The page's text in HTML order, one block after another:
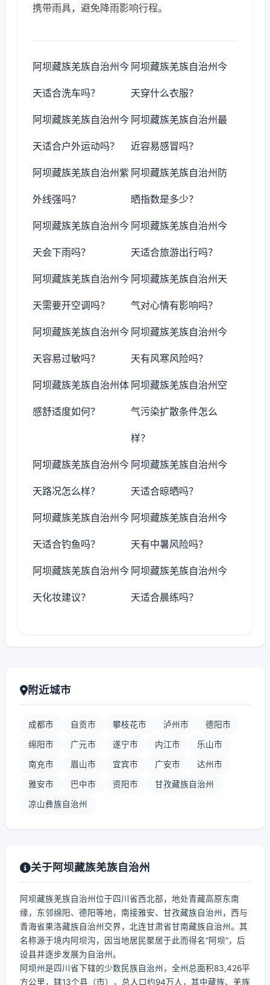
携带雨具，避免降雨影响行程。
阿坝藏族羌族自治州今
天适合洗车吗？
阿坝藏族羌族自治州今
天穿什么衣服？
阿坝藏族羌族自治州今
天适合户外运动吗？
阿坝藏族羌族自治州最
近容易感冒吗？
阿坝藏族羌族自治州紫
外线强吗？
阿坝藏族羌族自治州防
晒指数是多少？
阿坝藏族羌族自治州今
天会下雨吗？
阿坝藏族羌族自治州今
天适合旅游出行吗？
阿坝藏族羌族自治州今
天需要开空调吗？
阿坝藏族羌族自治州天
气对心情有影响吗？
阿坝藏族羌族自治州今
天容易过敏吗？
阿坝藏族羌族自治州今
天有风寒风险吗？
阿坝藏族羌族自治州体
感舒适度如何？
阿坝藏族羌族自治州空
气污染扩散条件怎么
样？
阿坝藏族羌族自治州今
天路况怎么样？
阿坝藏族羌族自治州今
天适合晾晒吗？
阿坝藏族羌族自治州今
天适合钓鱼吗？
阿坝藏族羌族自治州今
天有中暑风险吗？
阿坝藏族羌族自治州今
天化妆建议？
阿坝藏族羌族自治州今
天适合晨练吗？
附近城市
成都市 自贡市 攀枝花市 泸州市 德阳市
绵阳市 广元市 遂宁市 内江市 乐山市
南充市 眉山市 宜宾市 广安市 达州市
雅安市 巴中市 资阳市 甘孜藏族自治州
凉山彝族自治州
关于阿坝藏族羌族自治州
阿坝藏族羌族自治州位于四川省西北部，地处青藏高原东南
缘，东邻绵阳、德阳等地，南接雅安、甘孜藏族自治州，西与
青海省果洛藏族自治州交界，北连甘肃省甘南藏族自治州。其
名称源于境内阿坝沟，因当地居民聚居于此而得名“阿坝”，后
设县并逐步发展为自治州。
阿坝州是四川省下辖的少数民族自治州，全州总面积83,426平
方公里，辖13个县（市），总人口约94万人，其中藏族、羌族